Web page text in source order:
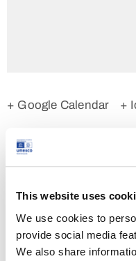
This website uses
We use cookies to
provide social media
We also share
+ Google Calendar +
Evento
Orario:
31 Ottobre 2023 -